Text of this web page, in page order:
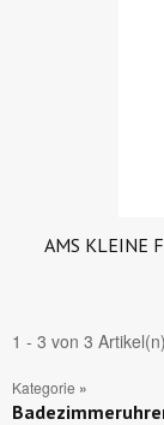
AMS KLEINE
1 - 3 von 3 Artikel(n)
Kategorie »